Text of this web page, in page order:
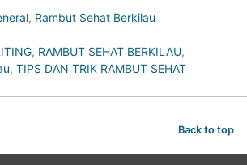
, Rambut Sehat Berkilau
, RAMBUT SEHAT BERKILAU,
, TIPS DAN TRIK RAMBUT SEHAT
Back to top